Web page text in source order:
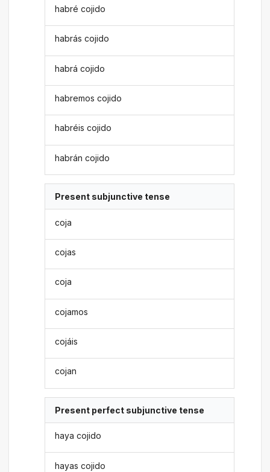
habré cojido
habrás cojido
habrá cojido
habremos cojido
habréis cojido
habrán cojido
Present subjunctive tense
coja
cojas
coja
cojamos
cojáis
cojan
Present perfect subjunctive tense
haya cojido
hayas cojido